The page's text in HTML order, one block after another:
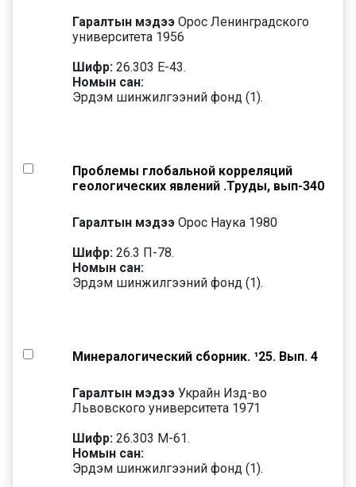
Гаралтын мэдээ Орос Ленинградского
университета 1956
Шифр: 26.303 Е-43.
Номын сан:
Эрдэм шинжилгээний фонд (1).
Проблемы глобальной корреляций
геологических явлений .Труды, вып-340
Гаралтын мэдээ Орос Наука 1980
Шифр: 26.3 П-78.
Номын сан:
Эрдэм шинжилгээний фонд (1).
Минералогический сборник. ¹25. Вып. 4
Гаралтын мэдээ Украйн Изд-во
Львовского университета 1971
Шифр: 26.303 М-61.
Номын сан:
Эрдэм шинжилгээний фонд (1).